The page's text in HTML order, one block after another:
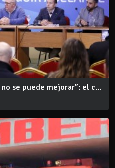
se puede mejorar”: el c...